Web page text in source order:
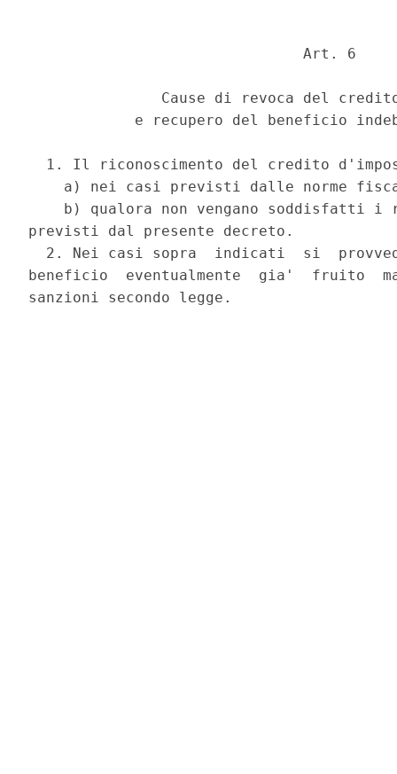
                               Art. 6
Cause di revoca del
e recupero del beneficio
1. Il riconoscimento del credito
a) nei casi previsti dalle norme
b) qualora non vengano soddisfatti i
previsti dal presente decreto.
2. Nei casi sopra  indicati  si
beneficio  eventualmente  gia'  fruito